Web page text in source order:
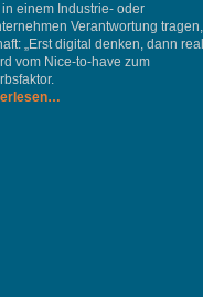
einem Industrie‑ oder
Verantwortung
„Erst digital denken, dann real
vom Nice‑to‑have zum